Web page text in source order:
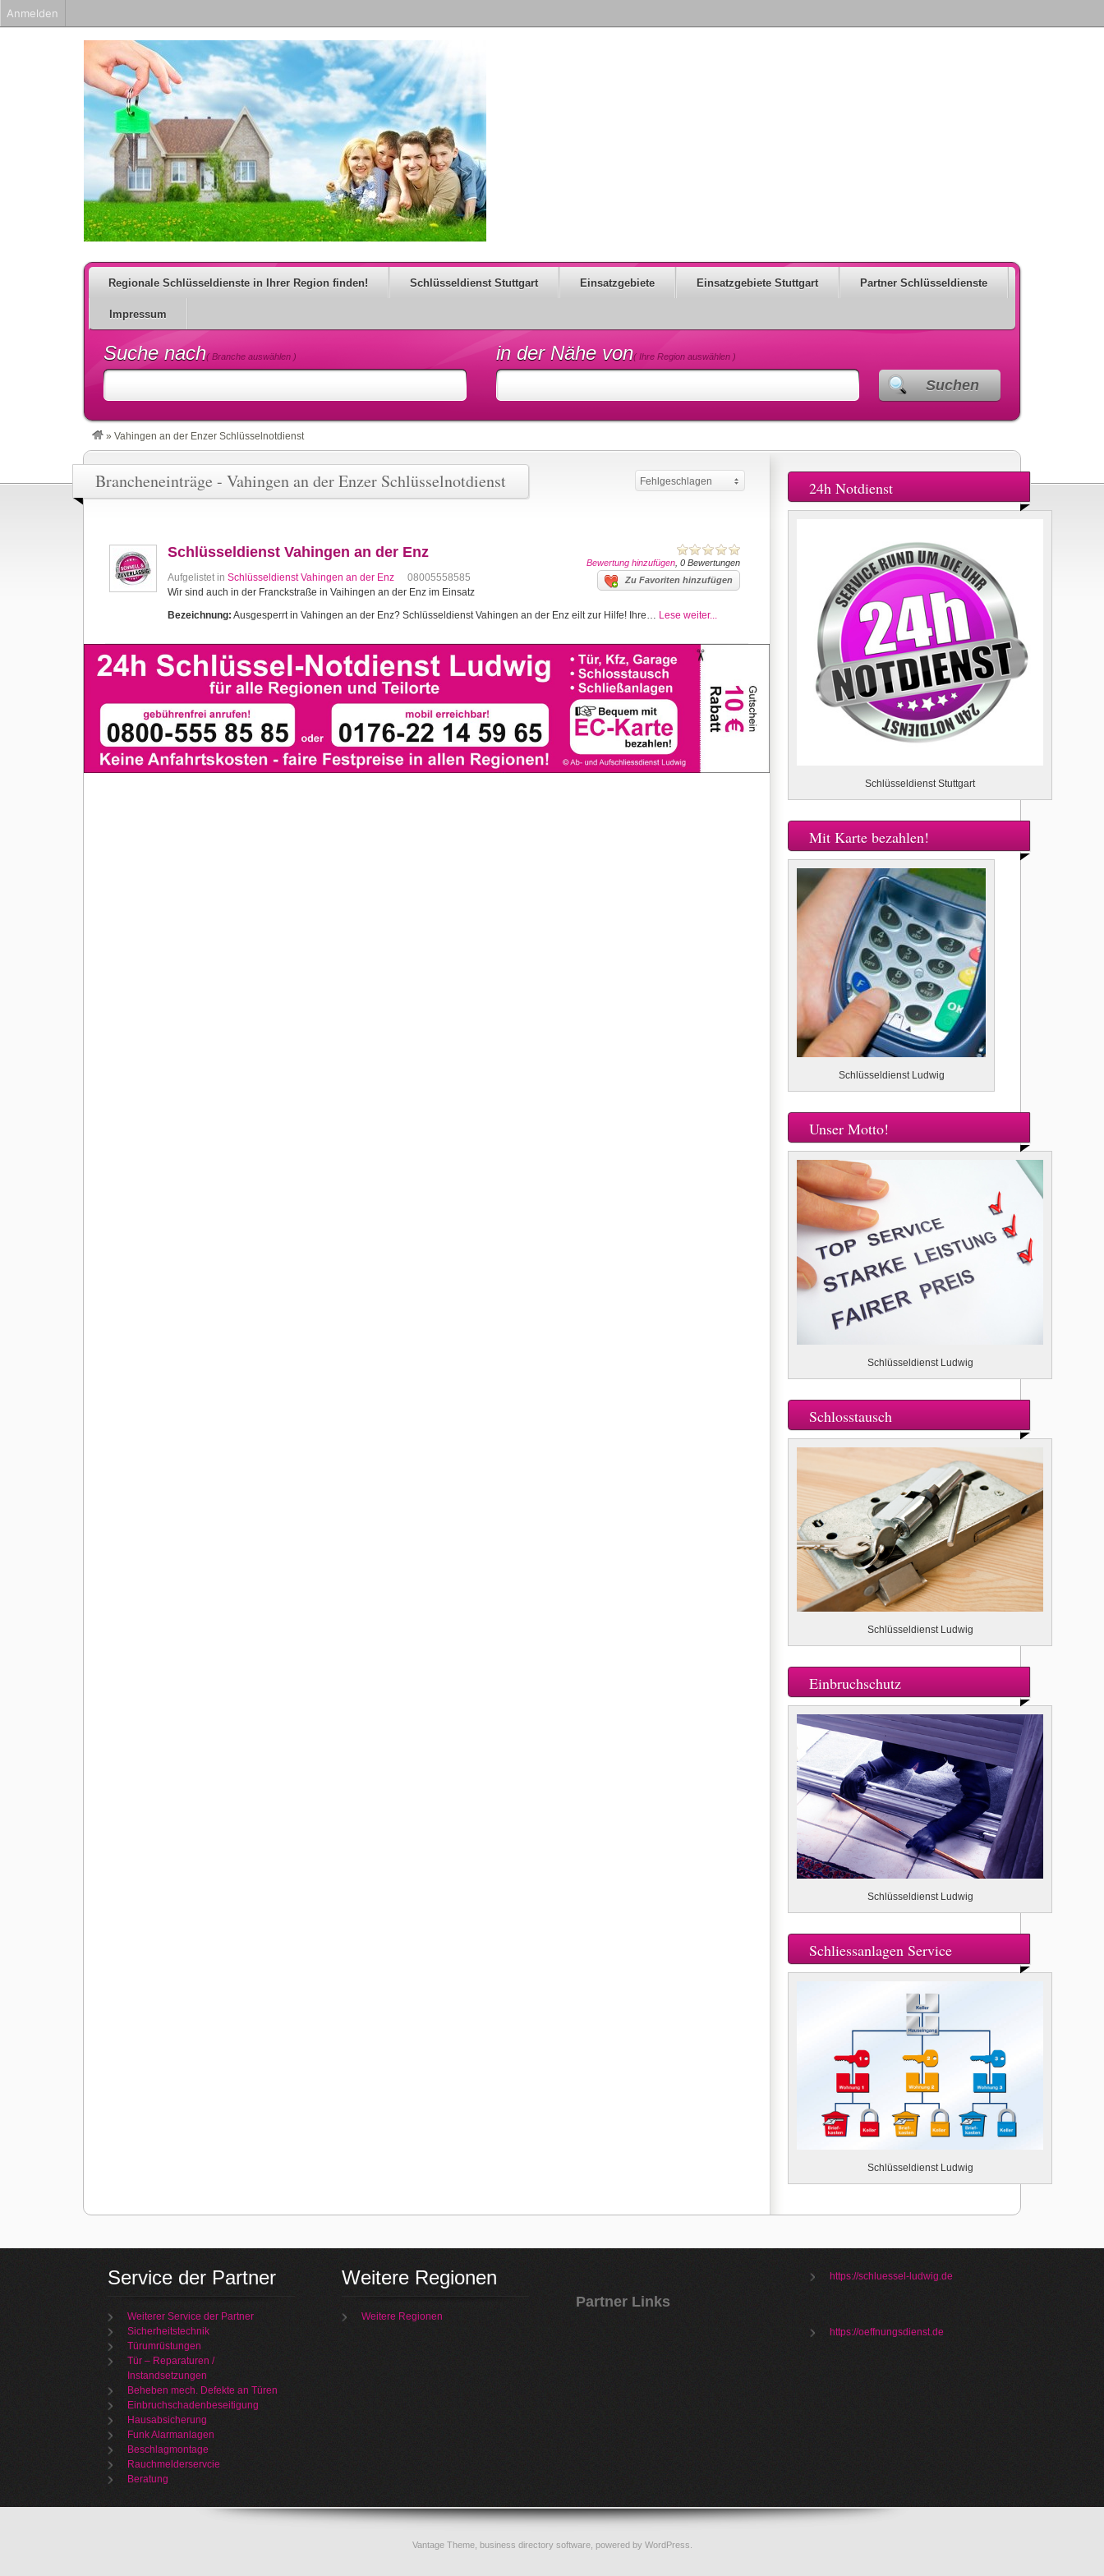
Regionale Schlüsseldienste in Ihrer Region finden! Schlüsseldienst Stuttgart Einsatzgebiete Einsatzgebiete Stuttgart Partner Schlüsseldienste
Impressum
Suche nach( Branche auswählen ) in der Nähe von( Ihre Region auswählen )
Suchen
» Vahingen an der Enzer Schlüsselnotdienst
Brancheneinträge - Vahingen an der Enzer Schlüsselnotdienst Fehlgeschlagen
Bewertung hinzufügen , 0 Bewertungen
Schlüsseldienst Vahingen an der Enz
Aufgelistet in Schlüsseldienst Vahingen an der Enz Zu Favoriten hinzufügen
08005558585
Wir sind auch in der Franckstraße in Vaihingen an der Enz im Einsatz
Bezeichnung: Ausgesperrt in Vahingen an der Enz? Schlüsseldienst Vahingen an der Enz eilt zur Hilfe! Ihre… Lese weiter...
24h Notdienst
Schlüsseldienst Stuttgart
Mit Karte bezahlen!
Schlüsseldienst Ludwig
Unser Motto!
Schlüsseldienst Ludwig
Schlosstausch
Schlüsseldienst Ludwig
Einbruchschutz
Schlüsseldienst Ludwig
Schliessanlagen Service
Schlüsseldienst Ludwig
Service der Partner
Weiterer Service der Partner
Sicherheitstechnik
Türumrüstungen
Tür – Reparaturen /
Instandsetzungen
Beheben mech. Defekte an Türen
Einbruchschadenbeseitigung
Hausabsicherung
Funk Alarmanlagen
Beschlagmontage
Rauchmelderservcie
Beratung
Weitere Regionen
Weitere Regionen
Partner Links
https://schluessel-ludwig.de
https://oeffnungsdienst.de
Vantage Theme, business directory software, powered by WordPress
Anmelden